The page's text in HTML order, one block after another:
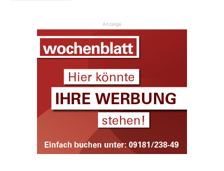
Anzeige